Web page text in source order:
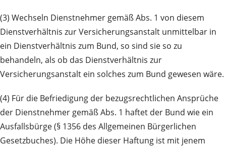
(3) Wechseln Dienstnehmer gemäß Abs. 1 von diesem
Dienstverhältnis zur Versicherungsanstalt unmittelbar in
ein Dienstverhältnis zum Bund, so sind sie so zu
behandeln, als ob das Dienstverhältnis zur
Versicherungsanstalt ein solches zum Bund gewesen wäre.
(4) Für die Befriedigung der bezugsrechtlichen Ansprüche
der Dienstnehmer gemäß Abs. 1 haftet der Bund wie ein
Ausfallsbürge (§ 1356 des Allgemeinen Bürgerlichen
Gesetzbuches). Die Höhe dieser Haftung ist mit jenem